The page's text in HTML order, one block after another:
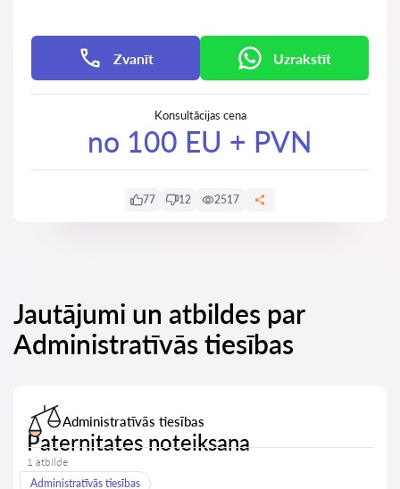
Zvanīt Uzrakstīt
Konsultācijas cena
no 100 EU + PVN
77 12 2517
Jautājumi un atbildes par
Administratīvās tiesības
Administratīvās tiesības
Paternitates noteiksana
1 atbilde
Administratīvās tiesības